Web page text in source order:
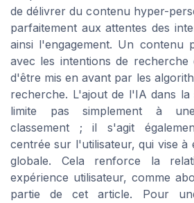
de délivrer du contenu hyper-
parfaitement aux attentes des
ainsi l'engagement. Un contenu
avec les intentions de recherche
d'être mis en avant par les
recherche. L'ajout de l'IA dans la
limite pas simplement à
classement ; il s'agit
centrée sur l'utilisateur, qui vise à
globale. Cela renforce la
expérience utilisateur, comme
partie de cet article. Pour